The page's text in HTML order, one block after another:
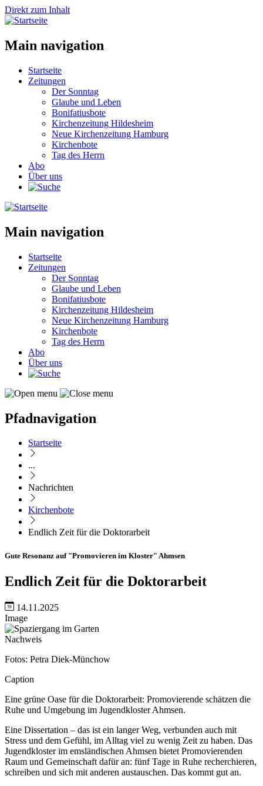
Direkt zum Inhalt
Main navigation
Startseite
Zeitungen
Der Sonntag
Glaube und Leben
Bonifatiusbote
Kirchenzeitung Hildesheim
Neue Kirchenzeitung Hamburg
Kirchenbote
Tag des Herrn
Abo
Über uns
Main navigation
Startseite
Zeitungen
Der Sonntag
Glaube und Leben
Bonifatiusbote
Kirchenzeitung Hildesheim
Neue Kirchenzeitung Hamburg
Kirchenbote
Tag des Herrn
Abo
Über uns
Pfadnavigation
Startseite
...
Nachrichten
Kirchenbote
Endlich Zeit für die Doktorarbeit
Gute Resonanz auf "Promovieren im Kloster" Ahmsen
Endlich Zeit für die Doktorarbeit
14.11.2025
Image
Nachweis
Fotos: Petra Diek-Münchow
Caption
Eine grüne Oase für die Doktorarbeit: Promovierende schätzen die
Ruhe und Umgebung im Jugendkloster Ahmsen.
Eine Dissertation – das ist ein langer Weg, verbunden auch mit
Stress und dem Gefühl, im Alltag viel zu wenig Zeit zu haben. Das
Jugendkloster im emsländischen Ahmsen bietet Promovierenden
Raum und Gemeinschaft dafür an: fünf Tage in Ruhe recherchieren,
schreiben und sich mit anderen austauschen. Das kommt gut an.